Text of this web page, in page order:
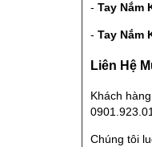
- Tay Nắm
- Tay Nắm
Liên Hệ
Khách
Chúng tôi